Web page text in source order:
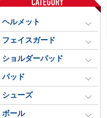
ヘルメット
フェイスガード
ショルダーパッド
パッド
シューズ
ボール